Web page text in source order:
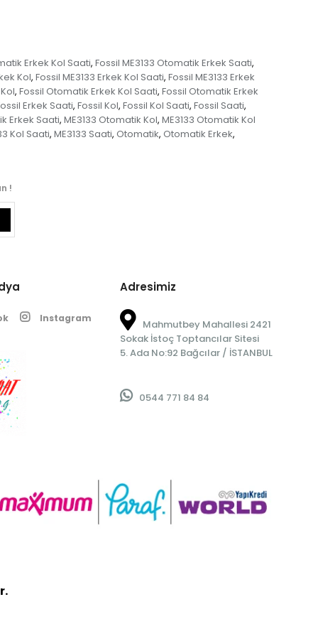
Erkek Kol Saati, Fossil ME3133 Otomatik Erkek Saati,
Kol, Fossil ME3133 Erkek Kol Saati, Fossil ME3133 Erkek
, Fossil Otomatik Erkek Kol Saati, Fossil Otomatik Erkek
Erkek Saati, Fossil Kol, Fossil Kol Saati, Fossil Saati,
Erkek Saati, ME3133 Otomatik Kol, ME3133 Otomatik Kol
Kol Saati, ME3133 Saati, Otomatik, Otomatik Erkek,
!
Instagram
Adresimiz
Mahmutbey Mahallesi 2421
Sokak İstoç Toptancılar Sitesi
5. Ada No:92 Bağcılar / İSTANBUL
0544 771 84 84